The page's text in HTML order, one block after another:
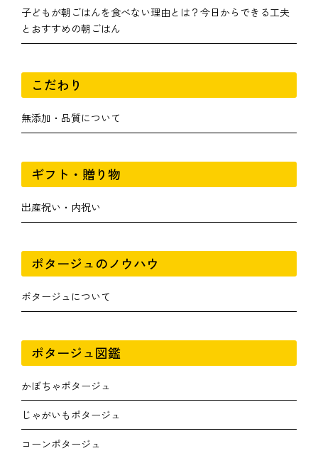
子どもが朝ごはんを食べない理由とは？今日からできる工夫
とおすすめの朝ごはん
こだわり
無添加・品質について
ギフト・贈り物
出産祝い・内祝い
ポタージュのノウハウ
ポタージュについて
ポタージュ図鑑
かぼちゃポタージュ
じゃがいもポタージュ
コーンポタージュ